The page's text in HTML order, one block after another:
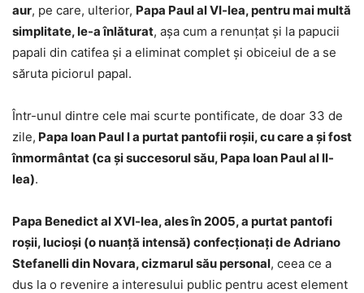
aur, pe care, ulterior, Papa Paul al VI-lea, pentru mai multă
simplitate, le-a înlăturat, aşa cum a renunţat şi la papucii
papali din catifea şi a eliminat complet şi obiceiul de a se
săruta piciorul papal.
Într-unul dintre cele mai scurte pontificate, de doar 33 de
zile, Papa Ioan Paul I a purtat pantofii roşii, cu care a şi fost
înmormântat (ca şi succesorul său, Papa Ioan Paul al II-
lea).
Papa Benedict al XVI-lea, ales în 2005, a purtat pantofi
roşii, lucioşi (o nuanţă intensă) confecţionaţi de Adriano
Stefanelli din Novara, cizmarul său personal, ceea ce a
dus la o revenire a interesului public pentru acest element